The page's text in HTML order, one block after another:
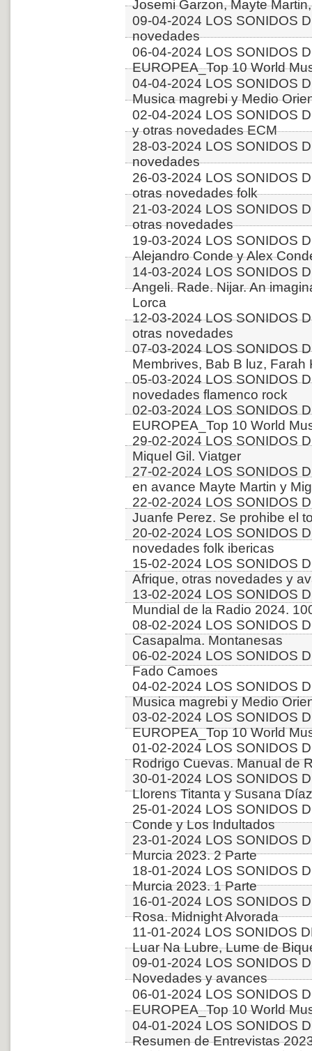
Josemi Garzon, Mayte
09-04-2024 LOS SONIDOS
novedades
06-04-2024 LOS SONIDOS
EUROPEA_Top 10 World
04-04-2024 LOS SONIDOS
Musica magrebi y Medio
02-04-2024 LOS SONIDOS
y otras novedades ECM
28-03-2024 LOS SONIDOS
novedades
26-03-2024 LOS SONIDOS
otras novedades folk
21-03-2024 LOS SONIDOS
otras novedades
19-03-2024 LOS SONIDOS
Alejandro Conde y Alex
14-03-2024 LOS SONIDOS
Angeli. Rade. Nijar. An
Lorca
12-03-2024 LOS SONIDOS
otras novedades
07-03-2024 LOS SONIDOS
Membrives, Bab B luz, Farah
05-03-2024 LOS SONIDOS
novedades flamenco rock
02-03-2024 LOS SONIDOS
EUROPEA_Top 10 World
29-02-2024 LOS SONIDOS
Miquel Gil. Viatger
27-02-2024 LOS SONIDOS
en avance Mayte Martin y
22-02-2024 LOS SONIDOS
Juanfe Perez. Se prohibe el
20-02-2024 LOS SONIDOS
novedades folk ibericas
15-02-2024 LOS SONIDOS
Afrique, otras novedades y
13-02-2024 LOS SONIDOS
Mundial de la Radio 2024.
08-02-2024 LOS SONIDOS
Casapalma. Montanesas
06-02-2024 LOS SONIDOS
Fado Camoes
04-02-2024 LOS SONIDOS
Musica magrebi y Medio
03-02-2024 LOS SONIDOS
EUROPEA_Top 10 World
01-02-2024 LOS SONIDOS
Rodrigo Cuevas. Manual de
30-01-2024 LOS SONIDOS
Llorens Titanta y Susana
25-01-2024 LOS SONIDOS
Conde y Los Indultados
23-01-2024 LOS SONIDOS
Murcia 2023. 2 Parte
18-01-2024 LOS SONIDOS
Murcia 2023. 1 Parte
16-01-2024 LOS SONIDOS
Rosa. Midnight Alvorada
11-01-2024 LOS SONIDOS
Luar Na Lubre, Lume de
09-01-2024 LOS SONIDOS
Novedades y avances
06-01-2024 LOS SONIDOS
EUROPEA_Top 10 World
04-01-2024 LOS SONIDOS
Resumen de Entrevistas